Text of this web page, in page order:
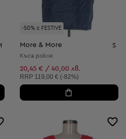
-50% с FESTIVE
More & More S
Къса рокля
20,45 € / 40,00 лв.
Препоръчителна цена:
RRP 119,00 € (-82%)